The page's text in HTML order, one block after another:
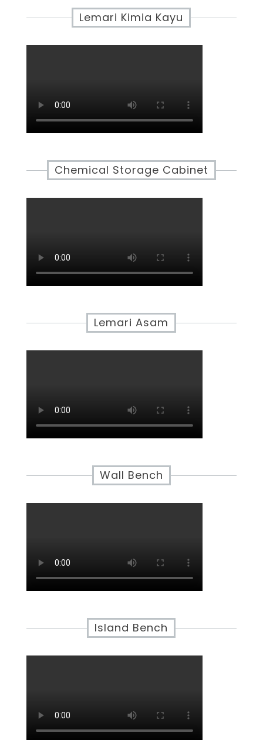
Lemari Kimia Kayu
Chemical Storage Cabinet
Lemari Asam
Wall Bench
Island Bench